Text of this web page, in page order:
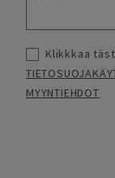
Klikkkaa
MYYNTIEHDOT